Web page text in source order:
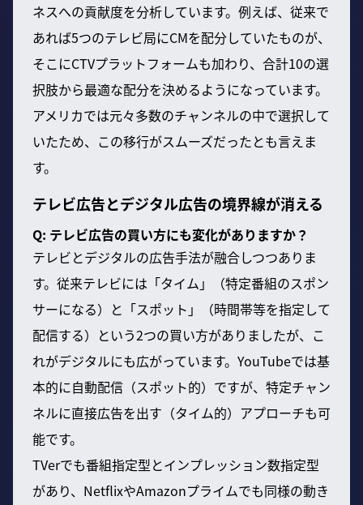
ネスへの貢献度を分析しています。例えば、従来で
あれば5つのテレビ局にCMを配分していたものが、
そこにCTVプラットフォームも加わり、合計10の選
択肢から最適な配分を決めるようになっています。
アメリカでは元々多数のチャンネルの中で選択して
いたため、この移行がスムーズだったとも言えま
す。
テレビ広告とデジタル広告の境界線が消える
Q: テレビ広告の買い方にも変化がありますか？
テレビとデジタルの広告手法が融合しつつありま
す。従来テレビには「タイム」（特定番組のスポン
サーになる）と「スポット」（時間帯等を指定して
配信する）という2つの買い方がありましたが、こ
れがデジタルにも広がっています。YouTubeでは基
本的に自動配信（スポット的）ですが、特定チャン
ネルに直接広告を出す（タイム的）アプローチも可
能です。
TVerでも番組指定型とインプレッション数指定型
があり、NetflixやAmazonプライムでも同様の動き